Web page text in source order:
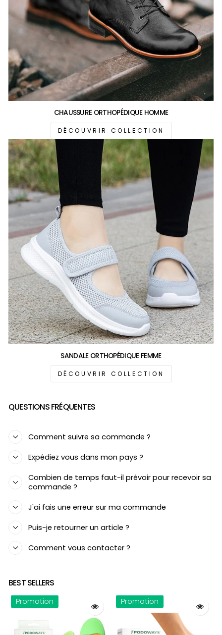
CHAUSSURE ORTHOPÉDIQUE HOMME
DÉCOUVRIR COLLECTION
SANDALE ORTHOPÉDIQUE FEMME
DÉCOUVRIR COLLECTION
QUESTIONS FRÉQUENTES
Comment suivre sa commande ?
Expédiez vous dans mon pays ?
Combien de temps faut-il prévoir pour recevoir sa
commande ?
J'ai fais une erreur sur ma commande
Puis-je retourner un article ?
Comment vous contacter ?
BEST SELLERS
Promotion Promotion